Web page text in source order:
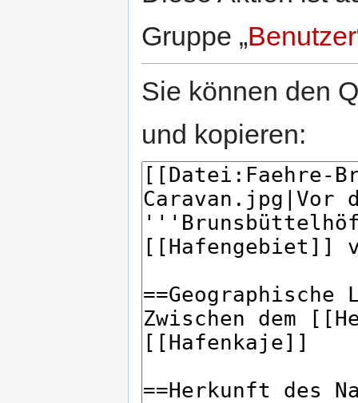
Gruppe „Benutzer
Sie können den
und kopieren: